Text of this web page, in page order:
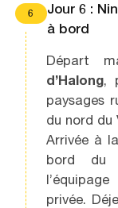
6
Jour 6 :
à bord
Départ
d’Halong,
paysages
du nord du
Arrivée à
bord du
privée.